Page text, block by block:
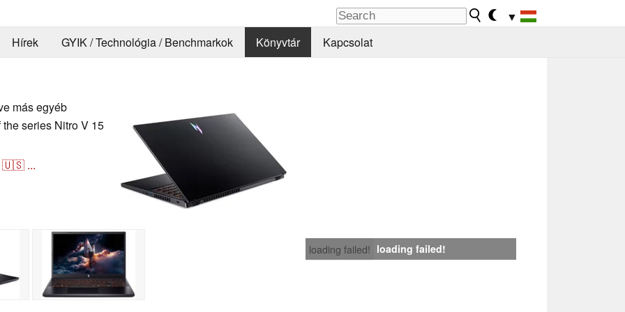
▼
Hírek
GYIK / Technológia / Benchmarkok Könyvtár Kapcsolat
más egyéb
series Nitro V 15
🇺🇸 ...
loading failed! loading failed!